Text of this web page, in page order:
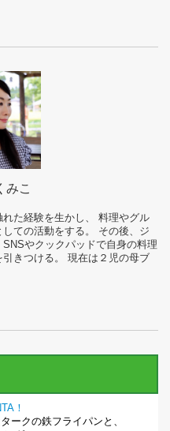
こ
た経験を生かし、 料理やグル
ての活動をする。 その後、ジ
やクックパッドで自身の料理
きつける。 現在は２児の母ブ
！
ークの鉄フライパンと、